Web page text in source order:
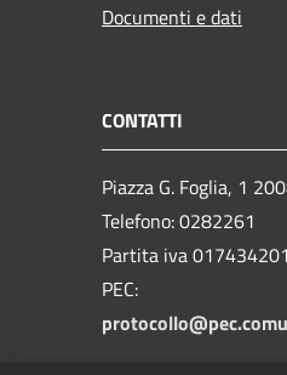
Documenti e dati
CONTATTI
Piazza G. Foglia, 1
Telefono: 0282261
Partita iva
PEC: